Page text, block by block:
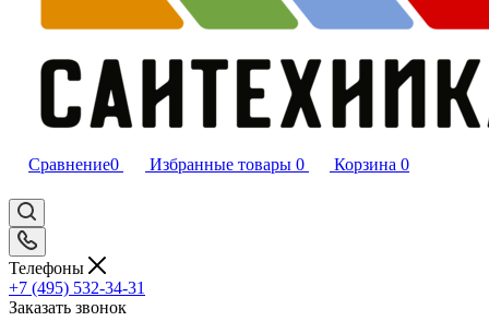
Сравнение0 Избранные товары 0 Корзина 0
Телефоны
+7 (495) 532‑34‑31
Заказать звонок